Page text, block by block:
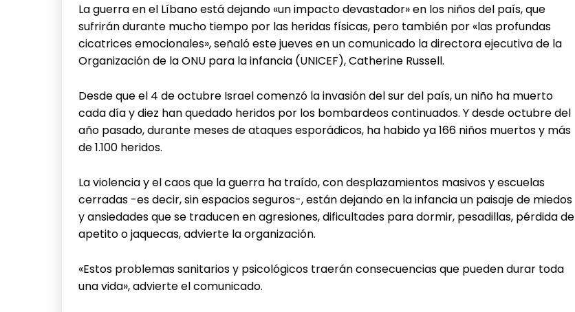
La guerra en el Líbano está dejando «un impacto devastador» en los niños del país, que
sufrirán durante mucho tiempo por las heridas físicas, pero también por «las profundas
cicatrices emocionales», señaló este jueves en un comunicado la directora ejecutiva de la
Organización de la ONU para la infancia (UNICEF), Catherine Russell.
Desde que el 4 de octubre Israel comenzó la invasión del sur del país, un niño ha muerto
cada día y diez han quedado heridos por los bombardeos continuados. Y desde octubre del
año pasado, durante meses de ataques esporádicos, ha habido ya 166 niños muertos y más
de 1.100 heridos.
La violencia y el caos que la guerra ha traído, con desplazamientos masivos y escuelas
cerradas -es decir, sin espacios seguros-, están dejando en la infancia un paisaje de miedos
y ansiedades que se traducen en agresiones, dificultades para dormir, pesadillas, pérdida de
apetito o jaquecas, advierte la organización.
«Estos problemas sanitarios y psicológicos traerán consecuencias que pueden durar toda
una vida», advierte el comunicado.